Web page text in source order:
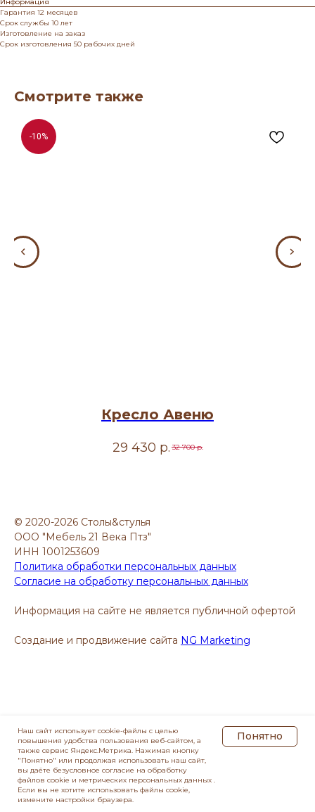
Информация
Гарантия 12 месяцев
Срок службы 10 лет
Изготовление на заказ
Срок изготовления 50 рабочих дней
Смотрите также
-10%
Кресло Авеню
29 430 р. 32 700 р.
© 2020-2026 Столы&стулья
ООО "Мебель 21 Века Птз"
ИНН 1001253609
Политика обработки персональных данных
Согласие на обработку персональных данных
Информация на сайте не является публичной офертой
Создание и продвижение сайта NG Marketing
Наш сайт использует cookie-файлы с целью
повышения удобства пользования веб-сайтом, а
также сервис Яндекс.Метрика. Нажимая кнопку
"Понятно" или продолжая использовать наш сайт,
вы даёте безусловное согласие на обработку
файлов cookie и метрических персональных данных .
Если вы не хотите использовать файлы cookie,
измените настройки браузера.
Понятно
Главная Каталог